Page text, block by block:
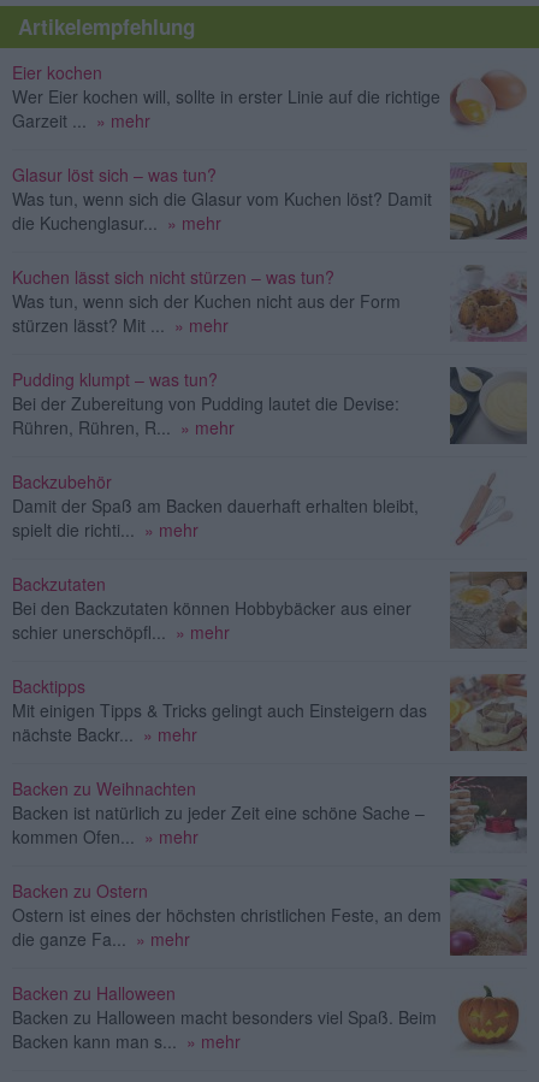
Artikelempfehlung
Eier kochen
Wer Eier kochen will, sollte in erster Linie auf die richtige
Garzeit ... » mehr
Glasur löst sich – was tun?
Was tun, wenn sich die Glasur vom Kuchen löst? Damit
die Kuchenglasur... » mehr
Kuchen lässt sich nicht stürzen – was tun?
Was tun, wenn sich der Kuchen nicht aus der Form
stürzen lässt? Mit ... » mehr
Pudding klumpt – was tun?
Bei der Zubereitung von Pudding lautet die Devise:
Rühren, Rühren, R... » mehr
Backzubehör
Damit der Spaß am Backen dauerhaft erhalten bleibt,
spielt die richti... » mehr
Backzutaten
Bei den Backzutaten können Hobbybäcker aus einer
schier unerschöpfl... » mehr
Backtipps
Mit einigen Tipps & Tricks gelingt auch Einsteigern das
nächste Backr... » mehr
Backen zu Weihnachten
Backen ist natürlich zu jeder Zeit eine schöne Sache –
kommen Ofen... » mehr
Backen zu Ostern
Ostern ist eines der höchsten christlichen Feste, an dem
die ganze Fa... » mehr
Backen zu Halloween
Backen zu Halloween macht besonders viel Spaß. Beim
Backen kann man s... » mehr